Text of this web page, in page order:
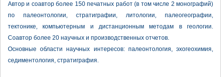
Автор и соавтор более 150 печатных работ (в том числе 2 монографий)
по палеонтологии, стратиграфии, литологии, палеогеографии,
тектонике, компьютерным и дистанционным методам в геологии.
Соавтор более 20 научных и производственных отчетов.
Основные области научных интересов: палеонтология, эхогеохимия,
седиментология, стратиграфия.